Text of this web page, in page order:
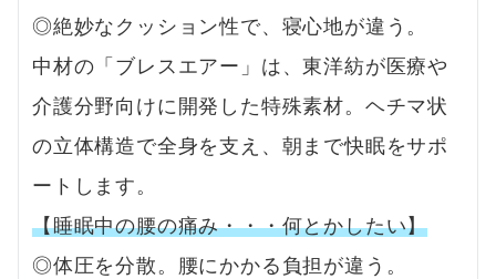
◎絶妙なクッション性で、寝心地が違う。
中材の「ブレスエアー」は、東洋紡が医療や
介護分野向けに開発した特殊素材。ヘチマ状
の立体構造で全身を支え、朝まで快眠をサポ
ートします。
【睡眠中の腰の痛み・・・何とかしたい】
◎体圧を分散。腰にかかる負担が違う。